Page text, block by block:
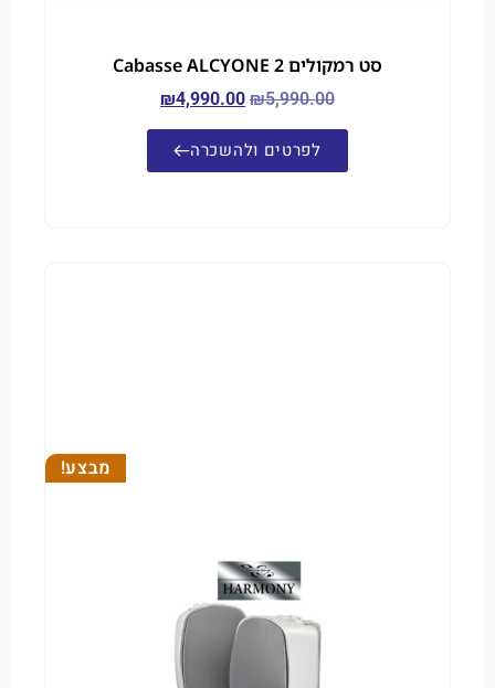
סט רמקולים Cabasse ALCYONE 2
₪
₪4,990.00
לפרטים ולהשכרה